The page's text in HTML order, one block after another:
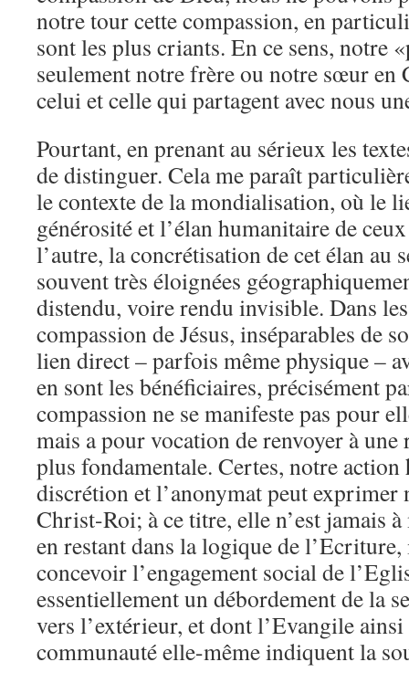
notre tour cette compassion, en
sont les plus criants. En ce sens, notre
seulement notre frère ou notre sœur en
celui et celle qui partagent avec nous
Pourtant, en prenant au sérieux les
de distinguer. Cela me paraît
le contexte de la mondialisation, où le
générosité et l’élan humanitaire de
l’autre, la concrétisation de cet élan au
souvent très éloignées
distendu, voire rendu invisible. Dans
compassion de Jésus, inséparables de
lien direct – parfois même physique –
en sont les bénéficiaires, précisément
compassion ne se manifeste pas pour
mais a pour vocation de renvoyer à
plus fondamentale. Certes, notre
discrétion et l’anonymat peut exprimer
Christ-Roi; à ce titre, elle n’est jamais
en restant dans la logique de
concevoir l’engagement social de
essentiellement un débordement de la
vers l’extérieur, et dont l’Evangile
communauté elle-même indiquent la